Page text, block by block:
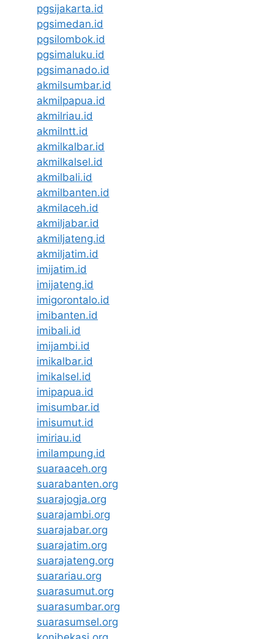
pgsijakarta.id
pgsimedan.id
pgsilombok.id
pgsimaluku.id
pgsimanado.id
akmilsumbar.id
akmilpapua.id
akmilriau.id
akmilntt.id
akmilkalbar.id
akmilkalsel.id
akmilbali.id
akmilbanten.id
akmilaceh.id
akmiljabar.id
akmiljateng.id
akmiljatim.id
imijatim.id
imijateng.id
imigorontalo.id
imibanten.id
imibali.id
imijambi.id
imikalbar.id
imikalsel.id
imipapua.id
imisumbar.id
imisumut.id
imiriau.id
imilampung.id
suaraaceh.org
suarabanten.org
suarajogja.org
suarajambi.org
suarajabar.org
suarajatim.org
suarajateng.org
suarariau.org
suarasumut.org
suarasumbar.org
suarasumsel.org